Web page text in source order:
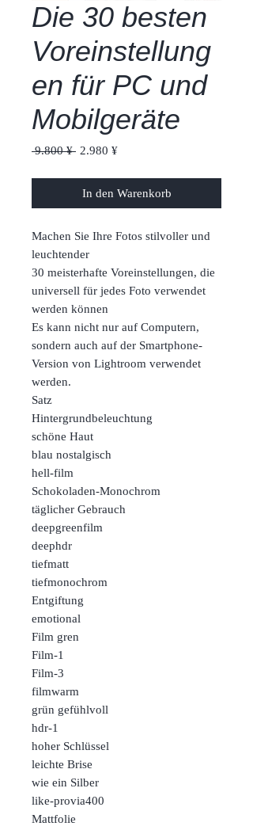
Die 30 besten
Voreinstellung
en für PC und
Mobilgeräte
9.800 ¥ Standardpreis
2.980 ¥Sale-
In den Warenkorb
Machen Sie Ihre Fotos stilvoller und
leuchtender
30 meisterhafte Voreinstellungen, die
universell für jedes Foto verwendet
werden können
Es kann nicht nur auf Computern,
sondern auch auf der Smartphone-
Version von Lightroom verwendet
werden.
Satz
Hintergrundbeleuchtung
schöne Haut
blau nostalgisch
hell-film
Schokoladen-Monochrom
täglicher Gebrauch
deepgreenfilm
deephdr
tiefmatt
tiefmonochrom
Entgiftung
emotional
Film gren
Film-1
Film-3
filmwarm
grün gefühlvoll
hdr-1
hoher Schlüssel
leichte Brise
wie ein Silber
like-provia400
Mattfolie